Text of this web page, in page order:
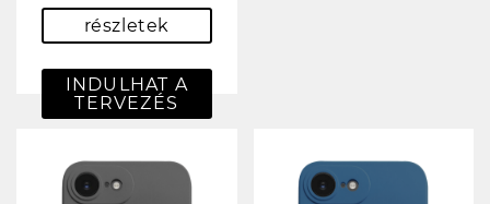
részletek
INDULHAT A
TERVEZÉS